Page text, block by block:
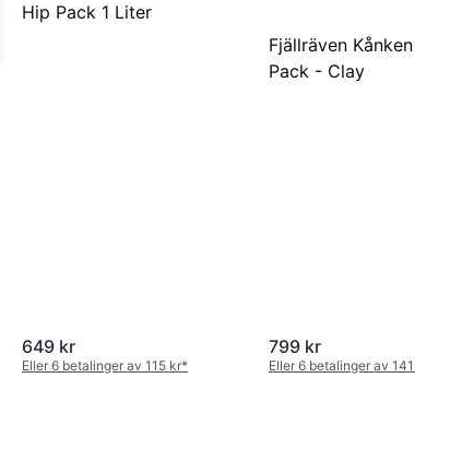
Hip Pack 1 Liter
649 kr
Eller 6 betalinger av 115 kr*
Fjällräven Kånken Hip
Pack - Clay
799 kr
Eller 6 betalinger av 141 kr